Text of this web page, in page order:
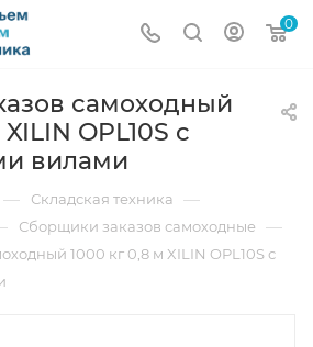
0
самоходный
OPL10S с
вилами
— Складская техника —
Сборщики заказов самоходные —
1000 кг 0,8 м XILIN OPL10S с